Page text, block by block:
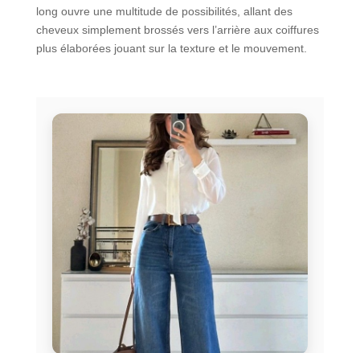
long ouvre une multitude de possibilités, allant des
cheveux simplement brossés vers l’arrière aux coiffures
plus élaborées jouant sur la texture et le mouvement.